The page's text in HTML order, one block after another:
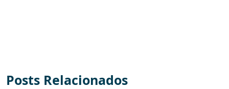
Posts Relacionados